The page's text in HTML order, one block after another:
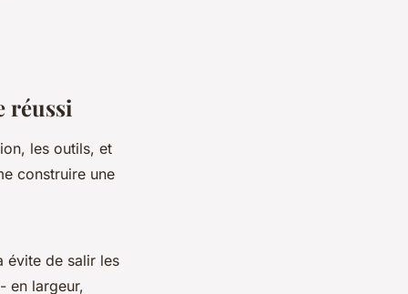
réussi
les outils, et
construire une
évite de salir les
en largeur,